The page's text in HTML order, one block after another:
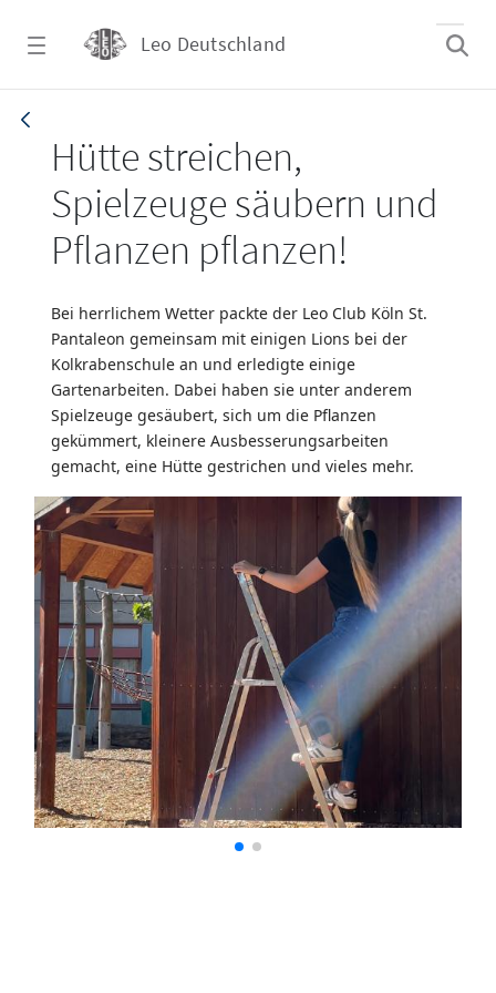
Leo Deutschland
Hütte streichen,
Spielzeuge säubern und
Pflanzen pflanzen!
Bei herrlichem Wetter packte der Leo Club Köln St.
Pantaleon gemeinsam mit einigen Lions bei der
Kolkrabenschule an und erledigte einige
Gartenarbeiten. Dabei haben sie unter anderem
Spielzeuge gesäubert, sich um die Pflanzen
gekümmert, kleinere Ausbesserungsarbeiten
gemacht, eine Hütte gestrichen und vieles mehr.